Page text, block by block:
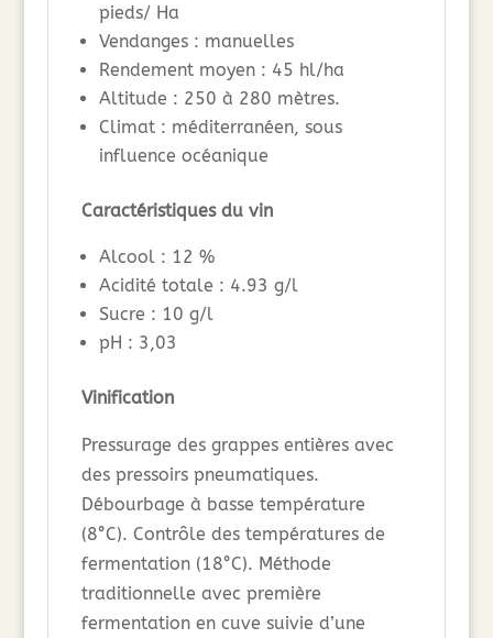
pieds/ Ha
Vendanges : manuelles
Rendement moyen : 45 hl/ha
Altitude : 250 à 280 mètres.
Climat : méditerranéen, sous
influence océanique
Caractéristiques du vin
Alcool : 12 %
Acidité totale : 4.93 g/l
Sucre : 10 g/l
pH : 3,03
Vinification
Pressurage des grappes entières avec
des pressoirs pneumatiques.
Débourbage à basse température
(8°C). Contrôle des températures de
fermentation (18°C). Méthode
traditionnelle avec première
fermentation en cuve suivie d’une